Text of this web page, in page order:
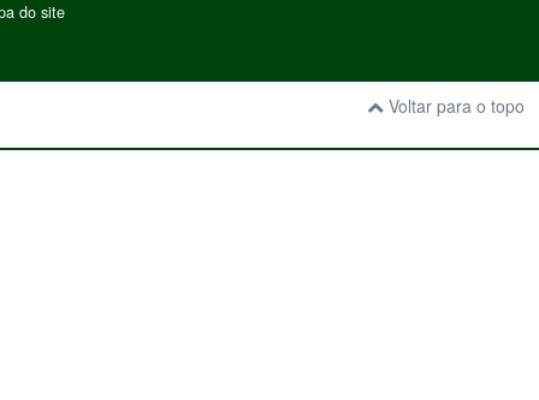
do site
Voltar para o topo